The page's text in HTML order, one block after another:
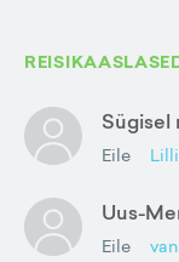
Sügisel
Eile
Uus-
Eile